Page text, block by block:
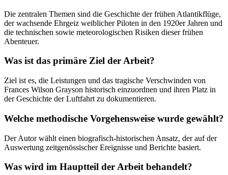
Die zentralen Themen sind die Geschichte der frühen Atlantikflüge,
der wachsende Ehrgeiz weiblicher Piloten in den 1920er Jahren und
die technischen sowie meteorologischen Risiken dieser frühen
Abenteuer.
Was ist das primäre Ziel der Arbeit?
Ziel ist es, die Leistungen und das tragische Verschwinden von
Frances Wilson Grayson historisch einzuordnen und ihren Platz in
der Geschichte der Luftfahrt zu dokumentieren.
Welche methodische Vorgehensweise wurde gewählt?
Der Autor wählt einen biografisch-historischen Ansatz, der auf der
Auswertung zeitgenössischer Ereignisse und Berichte basiert.
Was wird im Hauptteil der Arbeit behandelt?